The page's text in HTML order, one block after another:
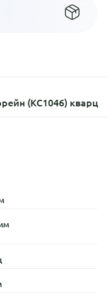
(КС1046) кварц